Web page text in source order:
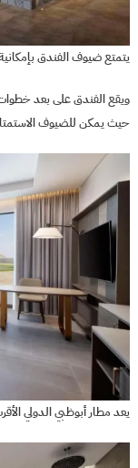
يتمتع ضيوف الفندق
حيث يمكن للضيوف
يعد مطار أبوظبي الدولي